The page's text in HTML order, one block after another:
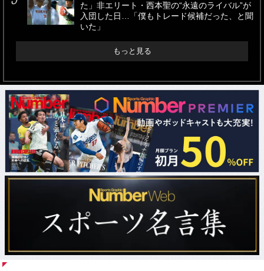
た」非エリート・西本聖の“永遠のライバル”が
入団した日…「僕もトレード候補だった、と聞
いた」
もっと見る